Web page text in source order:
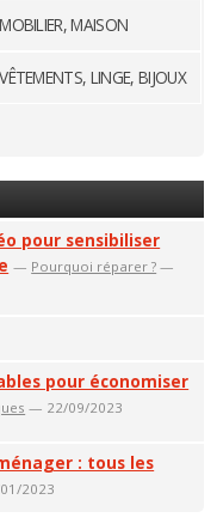
MOBILIER, MAISON
VÊTEMENTS, LINGE, BIJOUX
pour sensibiliser
— Pourquoi réparer ? —
pour économiser
— 22/09/2023
: tous les
2023